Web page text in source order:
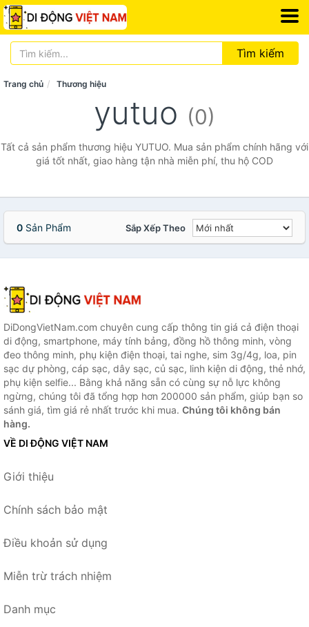
Tìm kiếm
Trang chủ Thương hiệu
yutuo (0)
Tất cả sản phẩm thương hiệu YUTUO. Mua sản phẩm chính hãng với
giá tốt nhất, giao hàng tận nhà miễn phí, thu hộ COD
0 Sản Phẩm Sắp Xếp Theo
DiDongVietNam.com chuyên cung cấp thông tin giá cả điện thoại
di động, smartphone, máy tính bảng, đồng hồ thông minh, vòng
đeo thông minh, phụ kiện điện thoại, tai nghe, sim 3g/4g, loa, pin
sạc dự phòng, cáp sạc, dây sạc, củ sạc, linh kiện di động, thẻ nhớ,
phụ kiện selfie... Bằng khả năng sẵn có cùng sự nỗ lực không
ngừng, chúng tôi đã tổng hợp hơn 200000 sản phẩm, giúp bạn so
sánh giá, tìm giá rẻ nhất trước khi mua. Chúng tôi không bán
hàng.
VỀ DI ĐỘNG VIỆT NAM
Giới thiệu
Chính sách bảo mật
Điều khoản sử dụng
Miễn trừ trách nhiệm
Danh mục